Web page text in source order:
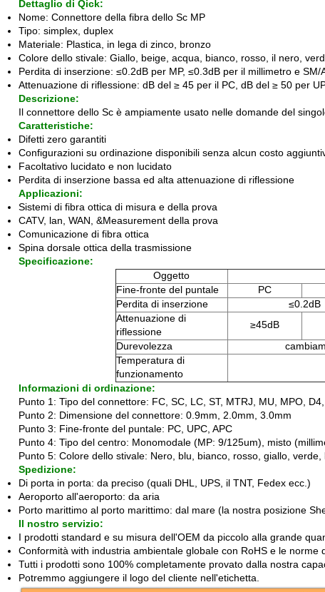
Dettaglio di Qick:
Nome: Connettore della fibra dello Sc MP
Tipo: simplex, duplex
Materiale: Plastica, in lega di zinco, bronzo
Colore dello stivale: Giallo, beige, acqua, bianco, rosso, il nero,
Perdita di inserzione: ≤0.2dB per MP, ≤0.3dB per il millimetro e SM/
Attenuazione di riflessione: dB del ≥ 45 per il PC, dB del ≥ 50 per
Descrizione:
Il connettore dello Sc è ampiamente usato nelle domande del
Caratteristiche:
Difetti zero garantiti
Configurazioni su ordinazione disponibili senza alcun costo
Facoltativo lucidato e non lucidato
Perdita di inserzione bassa ed alta attenuazione di riflessione
Applicazioni:
Sistemi di fibra ottica di misura e della prova
CATV, lan, WAN, &Measurement della prova
Comunicazione di fibra ottica
Spina dorsale ottica della trasmissione
Specificazione:
Oggetto
Fine-fronte del puntale
PC
Perdita di inserzione
≤0.2dB
Attenuazione di
riflessione
≥45dB
Durevolezza
Temperatura di
funzionamento
Informazioni di ordinazione:
Punto 1: Tipo del connettore: FC, SC, LC, ST, MTRJ, MU, MPO,
Punto 2: Dimensione del connettore: 0.9mm, 2.0mm, 3.0mm
Punto 3: Fine-fronte del puntale: PC, UPC, APC
Punto 4: Tipo del centro: Monomodale (MP: 9/125um), misto
Punto 5: Colore dello stivale: Nero, blu, bianco, rosso, giallo, verde,
Spedizione:
Di porta in porta: da preciso (quali DHL, UPS, il TNT, Fedex ecc.)
Aeroporto all'aeroporto: da aria
Porto marittimo al porto marittimo: dal mare (la nostra posizione
Il nostro servizio:
I prodotti standard e su misura dell'OEM da piccolo alla grande
Conformità with industria ambientale globale con RoHS e le norme
Tutti i prodotti sono 100% completamente provato dalla nostra
Potremmo aggiungere il logo del cliente nell'etichetta.